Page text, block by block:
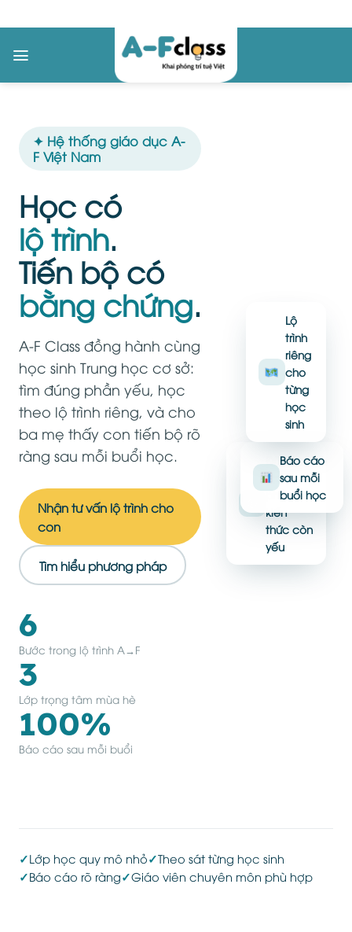
to
✦ Hệ thống giáo dục A-
F Việt Nam
Học có
lộ trình.
Tiến bộ có
bằng chứng.
A-F Class đồng hành cùng
học sinh Trung học cơ sở:
tìm đúng phần yếu, học
theo lộ trình riêng, và cho
ba mẹ thấy con tiến bộ rõ
ràng sau mỗi buổi học.
Nhận tư vấn lộ trình cho
con
Tìm hiểu phương pháp
6
Bước trong lộ trình A→F
3
Lớp trọng tâm mùa hè
100%
Báo cáo sau mỗi buổi
Ảnh giáo
viên đang
hướng dẫn
học sinh
Đã xác
định
phần
kiến
thức còn
yếu
Báo cáo
sau mỗi
buổi học
Lộ
trình
riêng
cho
từng
học
sinh
✓Lớp học quy mô nhỏ✓Theo sát từng học sinh
✓Báo cáo rõ ràng✓Giáo viên chuyên môn phù hợp